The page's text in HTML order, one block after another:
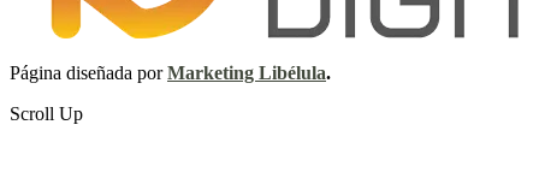
Página diseñada porMarketing Libélula.
Scroll Up